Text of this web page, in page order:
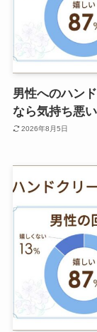
男性へのハン
なら気持ち悪
2026年8月5日